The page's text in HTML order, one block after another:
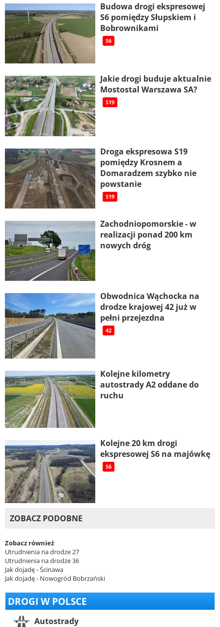
Budowa drogi ekspresowej
S6 pomiędzy Słupskiem i
Bobrownikami
S6
Jakie drogi buduje aktualnie
Mostostal Warszawa SA?
S19
Droga ekspresowa S19
pomiędzy Krosnem a
Domaradzem szybko nie
powstanie
S19
Zachodniopomorskie - w
realizacji ponad 200 km
nowych dróg
Obwodnica Wąchocka na
drodze krajowej 42 już w
pełni przejezdna
42
Kolejne kilometry
autostrady A2 oddane do
ruchu
Kolejne 20 km drogi
ekspresowej S6 na majówkę
S6
ZOBACZ PODOBNE
Zobacz również
Utrudnienia na drodze 27
Utrudnienia na drodze 36
Jak dojadę - Ścinawa
Jak dojadę - Nowogród Bobrzański
DROGI W POLSCE
Autostrady